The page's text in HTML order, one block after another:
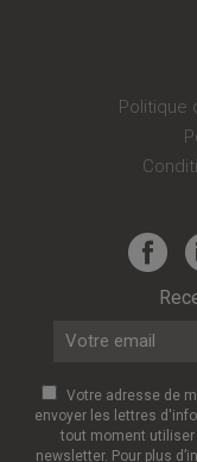
Votre adresse de
envoyer les lettres
tout moment
newsletter. Pour plus